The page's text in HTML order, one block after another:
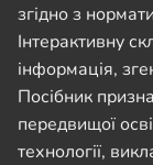
згідно з
Інтерактивну
інформація,
Посібник
передвищої
технології,